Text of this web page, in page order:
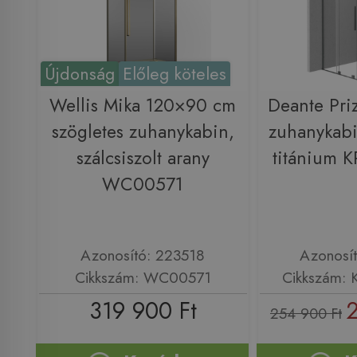
Újdonság Előleg köteles
Wellis Mika 120×90 cm
szögletes zuhanykabin,
szálcsiszolt arany
WC00571
Azonosító: 223518
Cikkszám: WC00571
319 900 Ft
Deante
titánium
Cikkszám:
254 900 Ft